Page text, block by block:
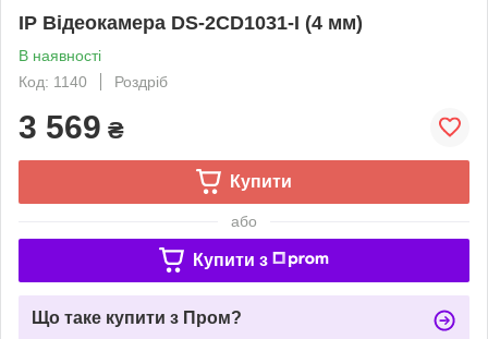
IP Відеокамера DS-2CD1031-I (4 мм)
В наявності
Код: 1140
Роздріб
3 569 ₴
Купити
або
Купити з
Що таке купити з Пром?